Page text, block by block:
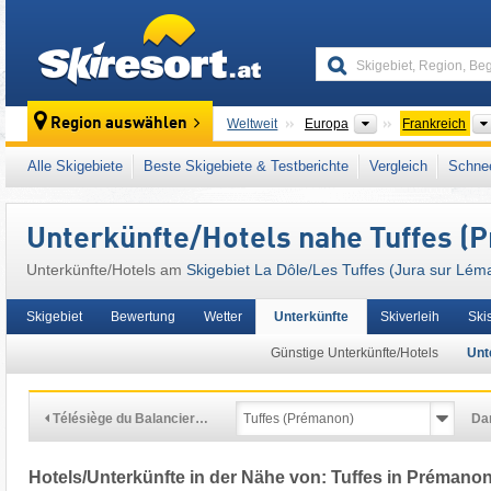
Region auswählen Weltweit Europa Kontinente
Frankreich
Weltweit Europa Kontinente
Schweiz
Alle Skigebiete Beste Skigebiete & Testberichte Vergleich
Unterkünfte/Hotels nahe Tuffes
Unterkünfte/Hotels am Skigebiet La Dôle/​Les Tuffes (Jura sur
Skigebiet Bewertung Wetter Unterkünfte
Günstige Unterkünfte/Hotels
Skiverleih
Télésiège du Balancier…
Hotels/Unterkünfte in der Nähe von: Tuffes in Prémanon